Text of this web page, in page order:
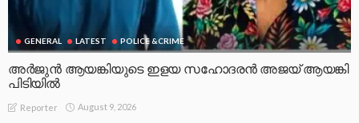
GENERAL LATEST POLICE &CRIME
അർജുൻ ആയങ്കിയുടെ ഇളയ സഹോദരൻ അജയ് ആയങ്കി
പിടിയിൽ
Reporter August 9, 2026